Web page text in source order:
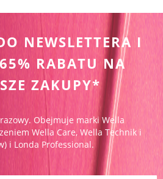
NEWSLETTERA I
RABATU NA
ZAKUPY*
Obejmuje marki Wella
Wella Care, Wella Technik i
i Londa Professional.